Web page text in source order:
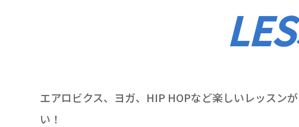
エアロビクス、ヨガ、HIP HOPなど楽しいレッスン
い！